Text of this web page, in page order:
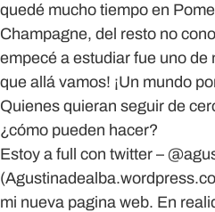
quedé mucho tiempo en
Champagne, del resto no
empecé a estudiar fue uno de
que allá vamos! ¡Un mundo
Quienes quieran seguir de
¿cómo pueden hacer?
Estoy a full con twitter –
mi nueva pagina web. En